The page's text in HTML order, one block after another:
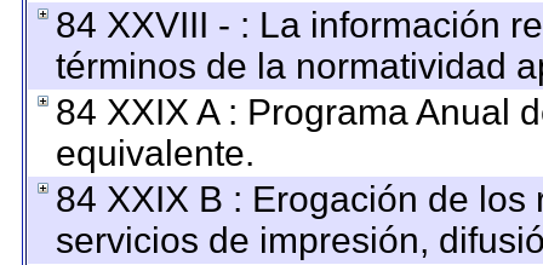
84 XXVIII - : La información
términos de la normatividad
84 XXIX A : Programa Anual
equivalente.
84 XXIX B : Erogación de
servicios de impresión,